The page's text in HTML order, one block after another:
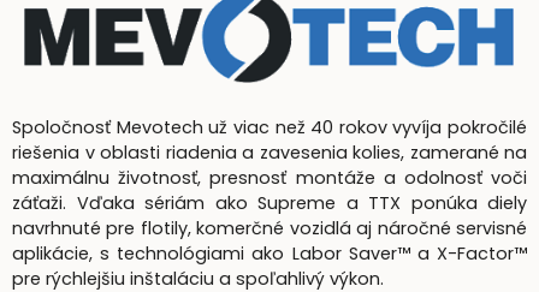
Spoločnosť Mevotech už viac než 40 rokov vyvíja pokročilé
riešenia v oblasti riadenia a zavesenia kolies, zamerané na
maximálnu životnosť, presnosť montáže a odolnosť voči
záťaži. Vďaka sériám ako Supreme a TTX ponúka diely
navrhnuté pre flotily, komerčné vozidlá aj náročné servisné
aplikácie, s technológiami ako Labor Saver™ a X-Factor™
pre rýchlejšiu inštaláciu a spoľahlivý výkon.